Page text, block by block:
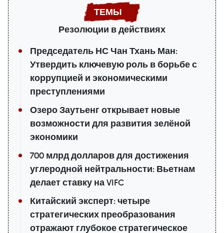
Резолюции в действиях
Председатель НС Чан Тхань Ман:
Утвердить ключевую роль в борьбе с
коррупцией и экономическими
преступлениями
Озеро Заутьенг открывает новые
возможности для развития зелёной
экономики
700 млрд долларов для достижения
углеродной нейтральности: Вьетнам
делает ставку на VIFC
Китайский эксперт: четыре
стратегических преобразования
отражают глубокое стратегическое